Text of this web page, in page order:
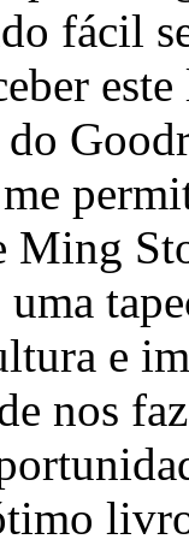
fácil
Ming
e
nos